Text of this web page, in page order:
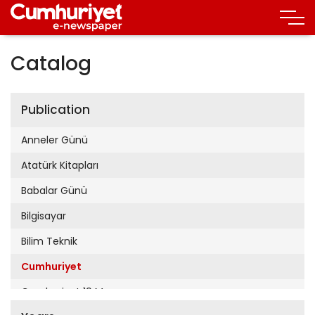
Catalog
Publication
Anneler Günü
Atatürk Kitapları
Babalar Günü
Bilgisayar
Bilim Teknik
Cumhuriyet
Cumhuriyet 19 Mayıs